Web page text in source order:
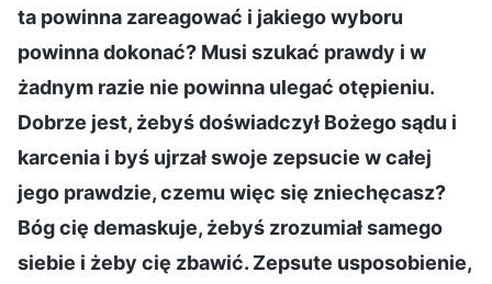
ta powinna zareagować i jakiego wyboru
powinna dokonać? Musi szukać prawdy i w
żadnym razie nie powinna ulegać otępieniu.
Dobrze jest, żebyś doświadczył Bożego sądu i
karcenia i byś ujrzał swoje zepsucie w całej
jego prawdzie, czemu więc się zniechęcasz?
Bóg cię demaskuje, żebyś zrozumiał samego
siebie i żeby cię zbawić. Zepsute usposobienie,